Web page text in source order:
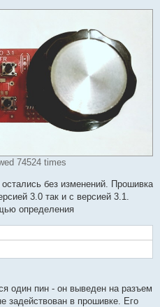
74524 times
без изменений. Прошивка
3.0 так и с версией 3.1.
определения
один пин - он выведен на разъем
задействован в прошивке. Его